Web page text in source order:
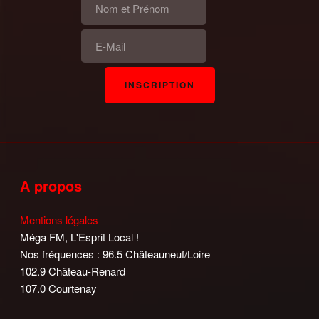
A propos
Mentions légales
Méga FM, L'Esprit Local !
Nos fréquences : 96.5 Châteauneuf/Loire
102.9 Château-Renard
107.0 Courtenay